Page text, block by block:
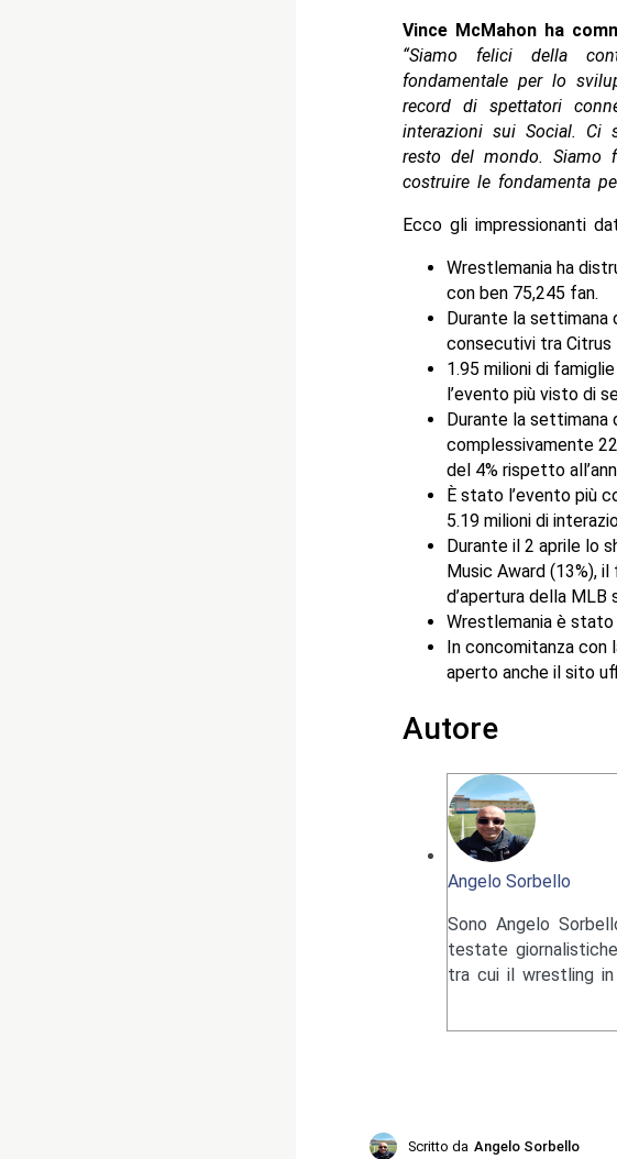
Vince McMahon ha
“Siamo felici della
fondamentale per lo
record di spettatori
interazioni sui Social.
resto del mondo. Siamo
costruire le fondamenta
Ecco gli impressionanti
Wrestlemania ha
con ben 75,245 fan.
Durante la settimana
consecutivi tra Citrus
1.95 milioni di
l’evento più visto di
Durante la settimana
complessivamente
del 4% rispetto
È stato l’evento più
5.19 milioni di
Durante il 2 aprile lo
Music Award (13%),
d’apertura della MLB
Wrestlemania è stato
In concomitanza con
aperto anche il sito
Autore
Angelo Sorbello
Sono Angelo
testate
tra cui il wrestling in
Scritto da Angelo Sorbello